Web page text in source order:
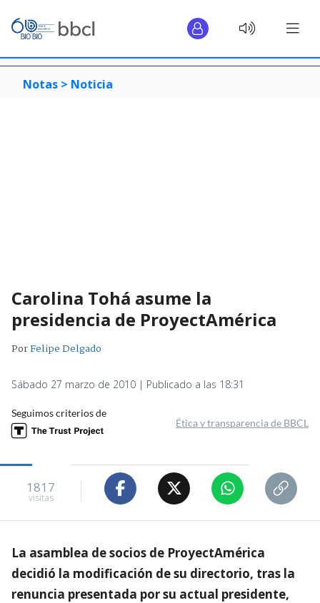
Notas > Noticia
Carolina Tohá asume la
presidencia de ProyectAmérica
PorFelipe Delgado
Sábado 27 marzo de 2010 | Publicado a las 18:31
Seguimos criterios de
Ética y transparencia de BBCL
1817
visitas
La asamblea de socios de ProyectAmérica
decidió la modificación de su directorio, tras la
renuncia presentada por su actual presidente,